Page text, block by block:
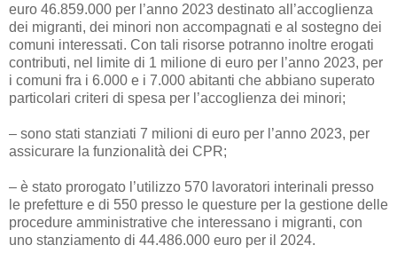
euro 46.859.000 per l’anno 2023 destinato all’accoglienza
dei migranti, dei minori non accompagnati e al sostegno dei
comuni interessati. Con tali risorse potranno inoltre erogati
contributi, nel limite di 1 milione di euro per l’anno 2023, per
i comuni fra i 6.000 e i 7.000 abitanti che abbiano superato
particolari criteri di spesa per l’accoglienza dei minori;
– sono stati stanziati 7 milioni di euro per l’anno 2023, per
assicurare la funzionalità dei CPR;
– è stato prorogato l’utilizzo 570 lavoratori interinali presso
le prefetture e di 550 presso le questure per la gestione delle
procedure amministrative che interessano i migranti, con
uno stanziamento di 44.486.000 euro per il 2024.